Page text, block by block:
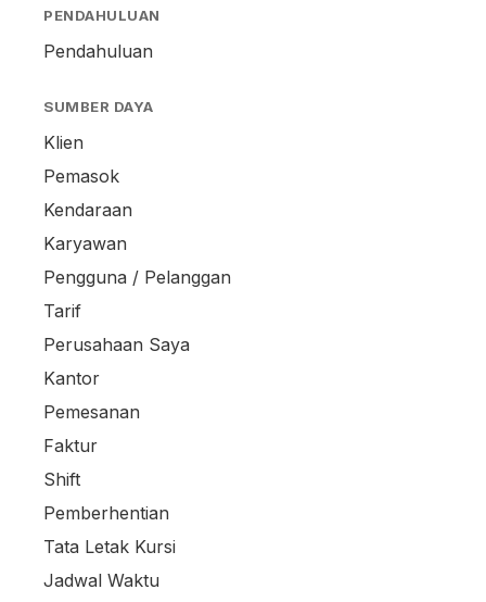
PENDAHULUAN
Pendahuluan
SUMBER DAYA
Klien
Pemasok
Kendaraan
Karyawan
Pengguna / Pelanggan
Tarif
Perusahaan Saya
Kantor
Pemesanan
Faktur
Shift
Pemberhentian
Tata Letak Kursi
Jadwal Waktu